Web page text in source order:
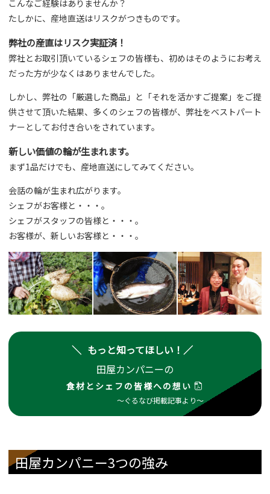
こんなご経験はありませんか？
たしかに、産地直送はリスクがつきものです。
弊社の産直はリスク実証済！
弊社とお取引頂いているシェフの皆様も、初めはそのようにお考え
だった方が少なくはありませんでした。
しかし、弊社の「厳選した商品」と「それを活かすご提案」をご提
供させて頂いた結果、多くのシェフの皆様が、弊社をベストパート
ナーとしてお付き合いをされています。
新しい価値の輪が生まれます。
まず1品だけでも、産地直送にしてみてください。
会話の輪が生まれ広がります。
シェフがお客様と・・・。
シェフがスタッフの皆様と・・・。
お客様が、新しいお客様と・・・。
もっと知ってほしい！
田屋カンパニーの
食材とシェフの皆様への想い
～ぐるなび掲載記事より～
田屋カンパニー3つの強み